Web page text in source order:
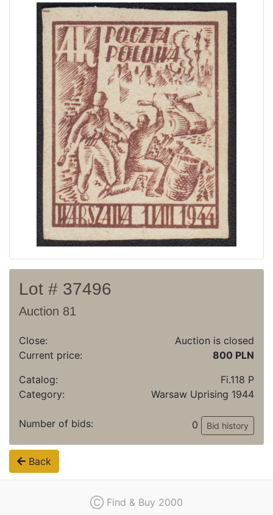
Current auction
Recent result
Archive
Regulation
Contact
Lot # 37496
Auction 81
Close:
Auction is closed
Current price:
800 PLN
Catalog:
Fi.118 P
Category:
Warsaw Uprising 1944
Number of bids: 0 Bid history
Back
Ⓒ Find & Buy 2000